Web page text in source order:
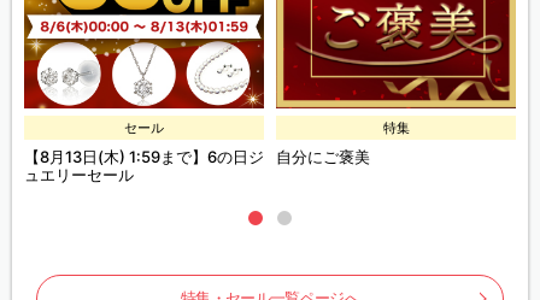
セール
【8月13日(木) 1:59まで】6の日ジ
ュエリーセール
特集
自分にご褒美